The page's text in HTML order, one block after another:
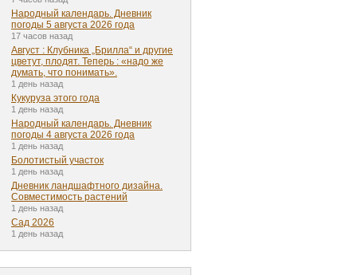
Народный календарь. Дневник
погоды 5 августа 2026 года
17 часов назад
Август : Клубника „Брилла“ и другие
цветут, плодят. Теперь : «надо же
думать, что понимать».
1 день назад
Кукуруза этого года
1 день назад
Народный календарь. Дневник
погоды 4 августа 2026 года
1 день назад
Болотистый участок
1 день назад
Дневник ландшафтного дизайна.
Совместимость растений
1 день назад
Сад 2026
1 день назад